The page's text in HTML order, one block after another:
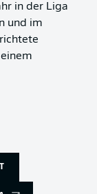
in der Liga
und im